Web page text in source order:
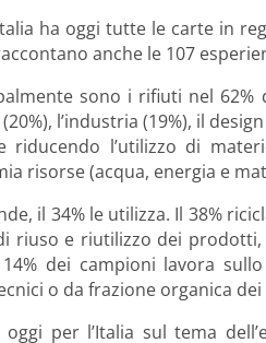
ha oggi tutte le carte in
anche le 107
sono i rifiuti nel
l’industria (19%), il
riducendo l’utilizzo di
risorse (acqua, energia e
il 34% le utilizza. Il 38%
riuso e riutilizzo dei
dei campioni lavora
o da frazione organica
per l’Italia sul tema